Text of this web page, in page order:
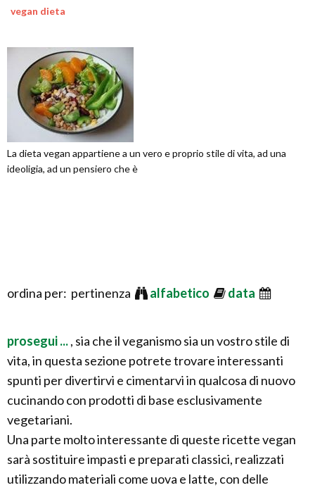
vegan dieta
La dieta vegan appartiene a un vero e proprio stile di vita, ad una
ideoligia, ad un pensiero che è
ordina per: pertinenza alfabetico data
prosegui ..., sia che il veganismo sia un vostro stile di
vita, in questa sezione potrete trovare interessanti
spunti per divertirvi e cimentarvi in qualcosa di nuovo
cucinando con prodotti di base esclusivamente
vegetariani.
Una parte molto interessante di queste ricette vegan
sarà sostituire impasti e preparati classici, realizzati
utilizzando materiali come uova e latte, con delle